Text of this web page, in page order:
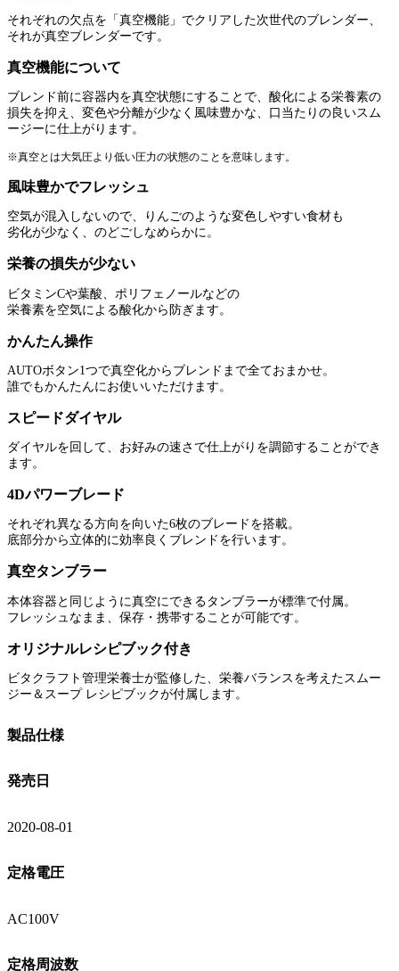
それぞれの欠点を「真空機能」でクリアした次世代のブレンダー、
それが真空ブレンダーです。
真空機能について
ブレンド前に容器内を真空状態にすることで、酸化による栄養素の
損失を抑え、変色や分離が少なく風味豊かな、口当たりの良いスム
ージーに仕上がります。
※真空とは大気圧より低い圧力の状態のことを意味します。
風味豊かでフレッシュ
空気が混入しないので、りんごのような変色しやすい食材も
劣化が少なく、のどごしなめらかに。
栄養の損失が少ない
ビタミンCや葉酸、ポリフェノールなどの
栄養素を空気による酸化から防ぎます。
かんたん操作
AUTOボタン1つで真空化からブレンドまで全ておまかせ。
誰でもかんたんにお使いいただけます。
スピードダイヤル
ダイヤルを回して、お好みの速さで仕上がりを調節することができ
ます。
4Dパワーブレード
それぞれ異なる方向を向いた6枚のブレードを搭載。
底部分から立体的に効率良くブレンドを行います。
真空タンブラー
本体容器と同じように真空にできるタンブラーが標準で付属。
フレッシュなまま、保存・携帯することが可能です。
オリジナルレシピブック付き
ビタクラフト管理栄養士が監修した、栄養バランスを考えたスムー
ジー＆スープ レシピブックが付属します。
製品仕様
発売日
2020-08-01
定格電圧
AC100V
定格周波数